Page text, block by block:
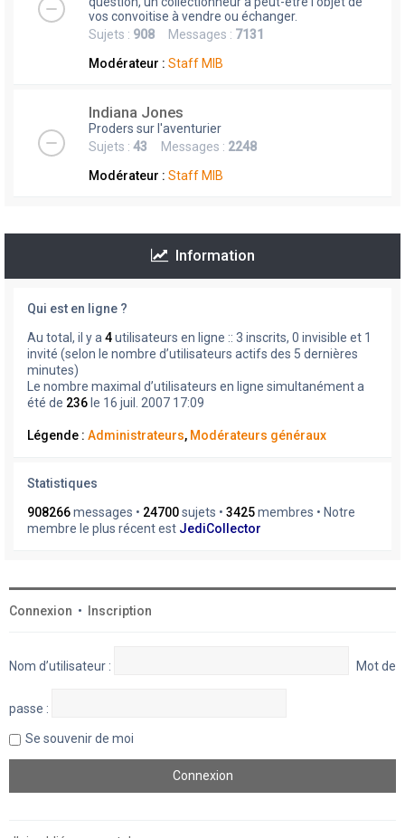
vos convoitise à vendre ou échanger.
Sujets : 908 Messages : 7131
Modérateur : Staff MIB
Indiana Jones
Proders sur l'aventurier
Sujets : 43 Messages : 2248
Modérateur : Staff MIB
Information
Qui est en ligne ?
Au total, il y a 4utilisateurs en ligne :: 3 inscrits, 0 invisible et 1
invité (selon le nombre d’utilisateurs actifs des 5 dernières
minutes)
Le nombre maximal d’utilisateurs en ligne simultanément a
été de 236 le 16 juil. 2007 17:09
Légende : Administrateurs, Modérateurs généraux
Statistiques
908266messages • 24700sujets • 3425membres • Notre
membre le plus récent est JediCollector
Connexion • Inscription
Nom d’utilisateur : Mot de
passe :
Se souvenir de moi